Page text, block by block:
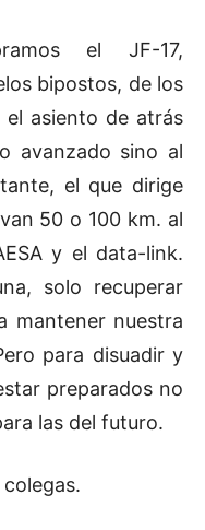
el JF-17,
bipostos, de los
el asiento de atrás
avanzado sino al
el que dirige
50 o 100 km. al
y el data-link.
solo recuperar
mantener nuestra
para disuadir y
preparados no
las del futuro.